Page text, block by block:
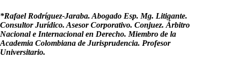
*Rafael Rodríguez-Jaraba. Abogado Esp. Mg. Litigante.
Consultor Jurídico. Asesor Corporativo. Conjuez. Árbitro
Nacional e Internacional en Derecho. Miembro de la
Academia Colombiana de Jurisprudencia. Profesor
Universitario.